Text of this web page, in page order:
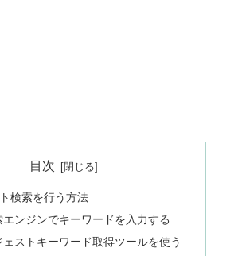
目次
検索を行う方法
エンジンでキーワードを入力する
ェストキーワード取得ツールを使う